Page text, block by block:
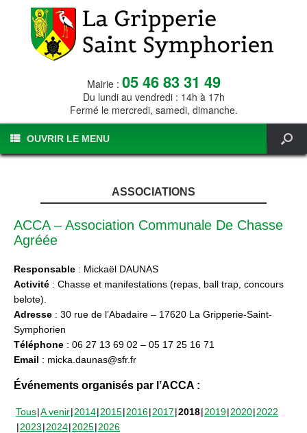
Mairie : 05 46 83 31 49
Du lundi au vendredi : 14h à 17h
Fermé le mercredi, samedi, dimanche.
OUVRIR LE MENU
ASSOCIATIONS
ACCA – Association Communale De Chasse
Agréée
Responsable : Mickaël DAUNAS
Activité : Chasse et manifestations (repas, ball trap, concours
belote).
Adresse : 30 rue de l’Abadaire – 17620 La Gripperie-Saint-
Symphorien
Téléphone : 06 27 13 69 02 – 05 17 25 16 71
Email : micka.daunas@sfr.fr
Événements organisés par l’ACCA :
Tous A venir 2014 2015 2016 2017 2018 2019 2020 2022
2023 2024 2025 2026